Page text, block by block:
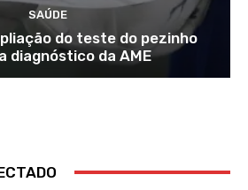
SAÚDE
do teste do pezinho
diagnóstico da AME